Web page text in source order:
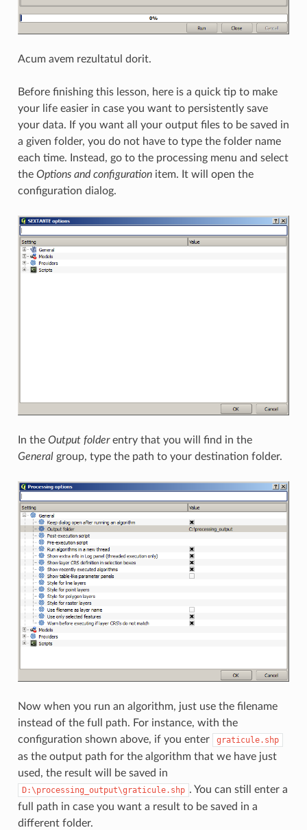
Acum avem rezultatul dorit.
Before finishing this lesson, here is a quick tip to make
your life easier in case you want to persistently save
your data. If you want all your output files to be saved in
a given folder, you do not have to type the folder name
each time. Instead, go to the processing menu and select
the Options and configurationitem. It will open the
configuration dialog.
In the Output folderentry that you will find in the
Generalgroup, type the path to your destination folder.
Now when you run an algorithm, just use the filename
instead of the full path. For instance, with the
configuration shown above, if you enter
graticule.shp
as the output path for the algorithm that we have just
used, the result will be saved in
D:\processing_output\graticule.shp . You can still enter a
full path in case you want a result to be saved in a
different folder.